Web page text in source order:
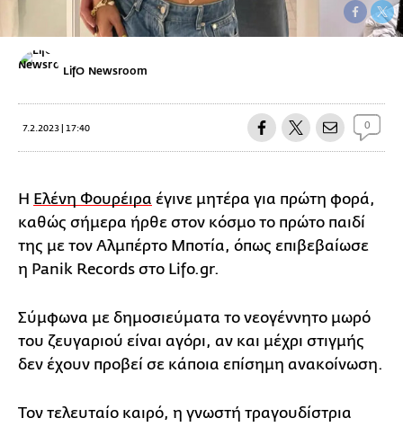
LifO Newsroom
7.2.2023 | 17:40 0
Η Ελένη Φουρέιρα έγινε μητέρα για πρώτη φορά,
καθώς σήμερα ήρθε στον κόσμο το πρώτο παιδί
της με τον Αλμπέρτο Μποτία, όπως επιβεβαίωσε
η Panik Records στο Lifo.gr.
Σύμφωνα με δημοσιεύματα το νεογέννητο μωρό
του ζευγαριού είναι αγόρι, αν και μέχρι στιγμής
δεν έχουν προβεί σε κάποια επίσημη ανακοίνωση.
Τον τελευταίο καιρό, η γνωστή τραγουδίστρια